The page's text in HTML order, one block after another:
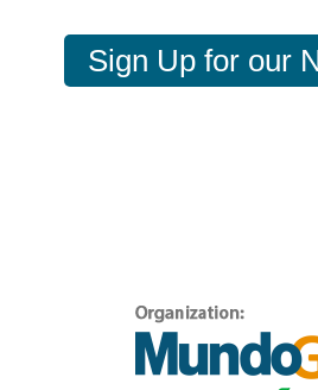
Sign Up for our